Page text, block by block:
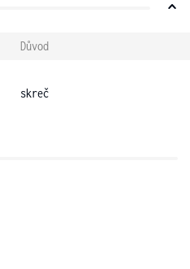
Důvod
skreč